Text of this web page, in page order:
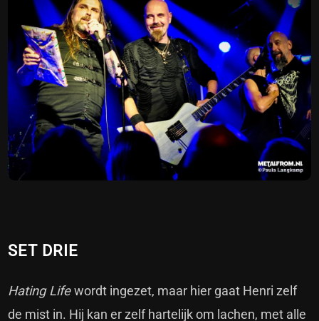
SET DRIE
Hating Lifewordt ingezet, maar hier gaat Henri zelf
de mist in. Hij kan er zelf hartelijk om lachen, met alle